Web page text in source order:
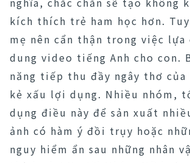
kích thích trẻ ham học hơn.
mẹ nên cẩn thận trong việc lựa
dung video tiếng Anh cho con.
năng tiếp thu đầy ngây thơ
kẻ xấu lợi dụng. Nhiều nhóm,
dụng điều này để sản xuất
ảnh có hàm ý đồi trụy hoặc
nguy hiểm ẩn sau những nhân